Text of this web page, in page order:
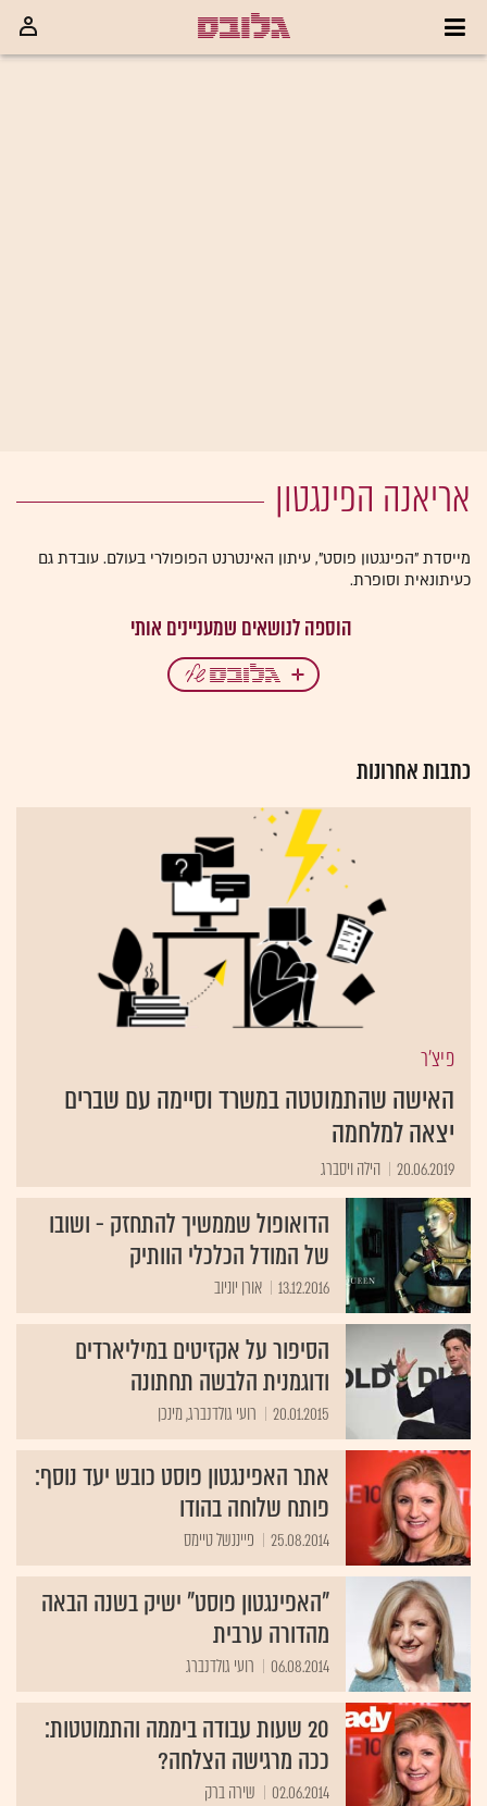
אריאנה הפינגטון
מייסדת "הפינגטון פוסט", עיתון האינטרנט הפופולרי בעולם. עובדת גם
כעיתונאית וסופרת.
כתבות אחרונות
פיצ'ר
האישה שהתמוטטה במשרד וסיימה עם שברים
יצאה למלחמה
20.06.2019 הילה ויסברג
הדואופול שממשיך להתחזק - ושובו
של המודל הכלכלי הוותיק
13.12.2016 אורן יוניוב
הסיפור על אקזיטים במיליארדים
ודוגמנית הלבשה תחתונה
20.01.2015 רועי גולדנברג, מינכן
אתר האפינגטון פוסט כובש יעד נוסף:
פותח שלוחה בהודו
25.08.2014 פייננשל טיימס
"האפינגטון פוסט" ישיק בשנה הבאה
מהדורה ערבית
06.08.2014 רועי גולדנברג
20 שעות עבודה ביממה והתמוטטות:
ככה מרגישה הצלחה?
02.06.2014 שירה ברק